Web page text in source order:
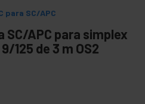
para SC/APC
SC/APC para simplex
125 de 3 m OS2